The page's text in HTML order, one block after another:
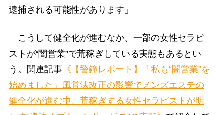
逮捕される可能性があります」
こうして健全化が進むなか、一部の女性セラピ
ストが“闇営業”で荒稼ぎしている実態もあるとい
う。関連記事《【警鐘レポート】「私も“闇営業”を
始めました」風営法改正の影響でメンズエステの
健全化が進む中、荒稼ぎする女性セラピストが明